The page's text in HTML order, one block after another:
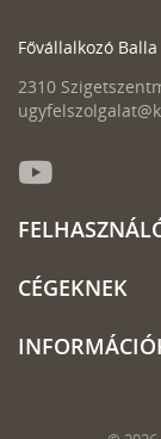
Fővállalkozó
2310
CÉGEKNEK